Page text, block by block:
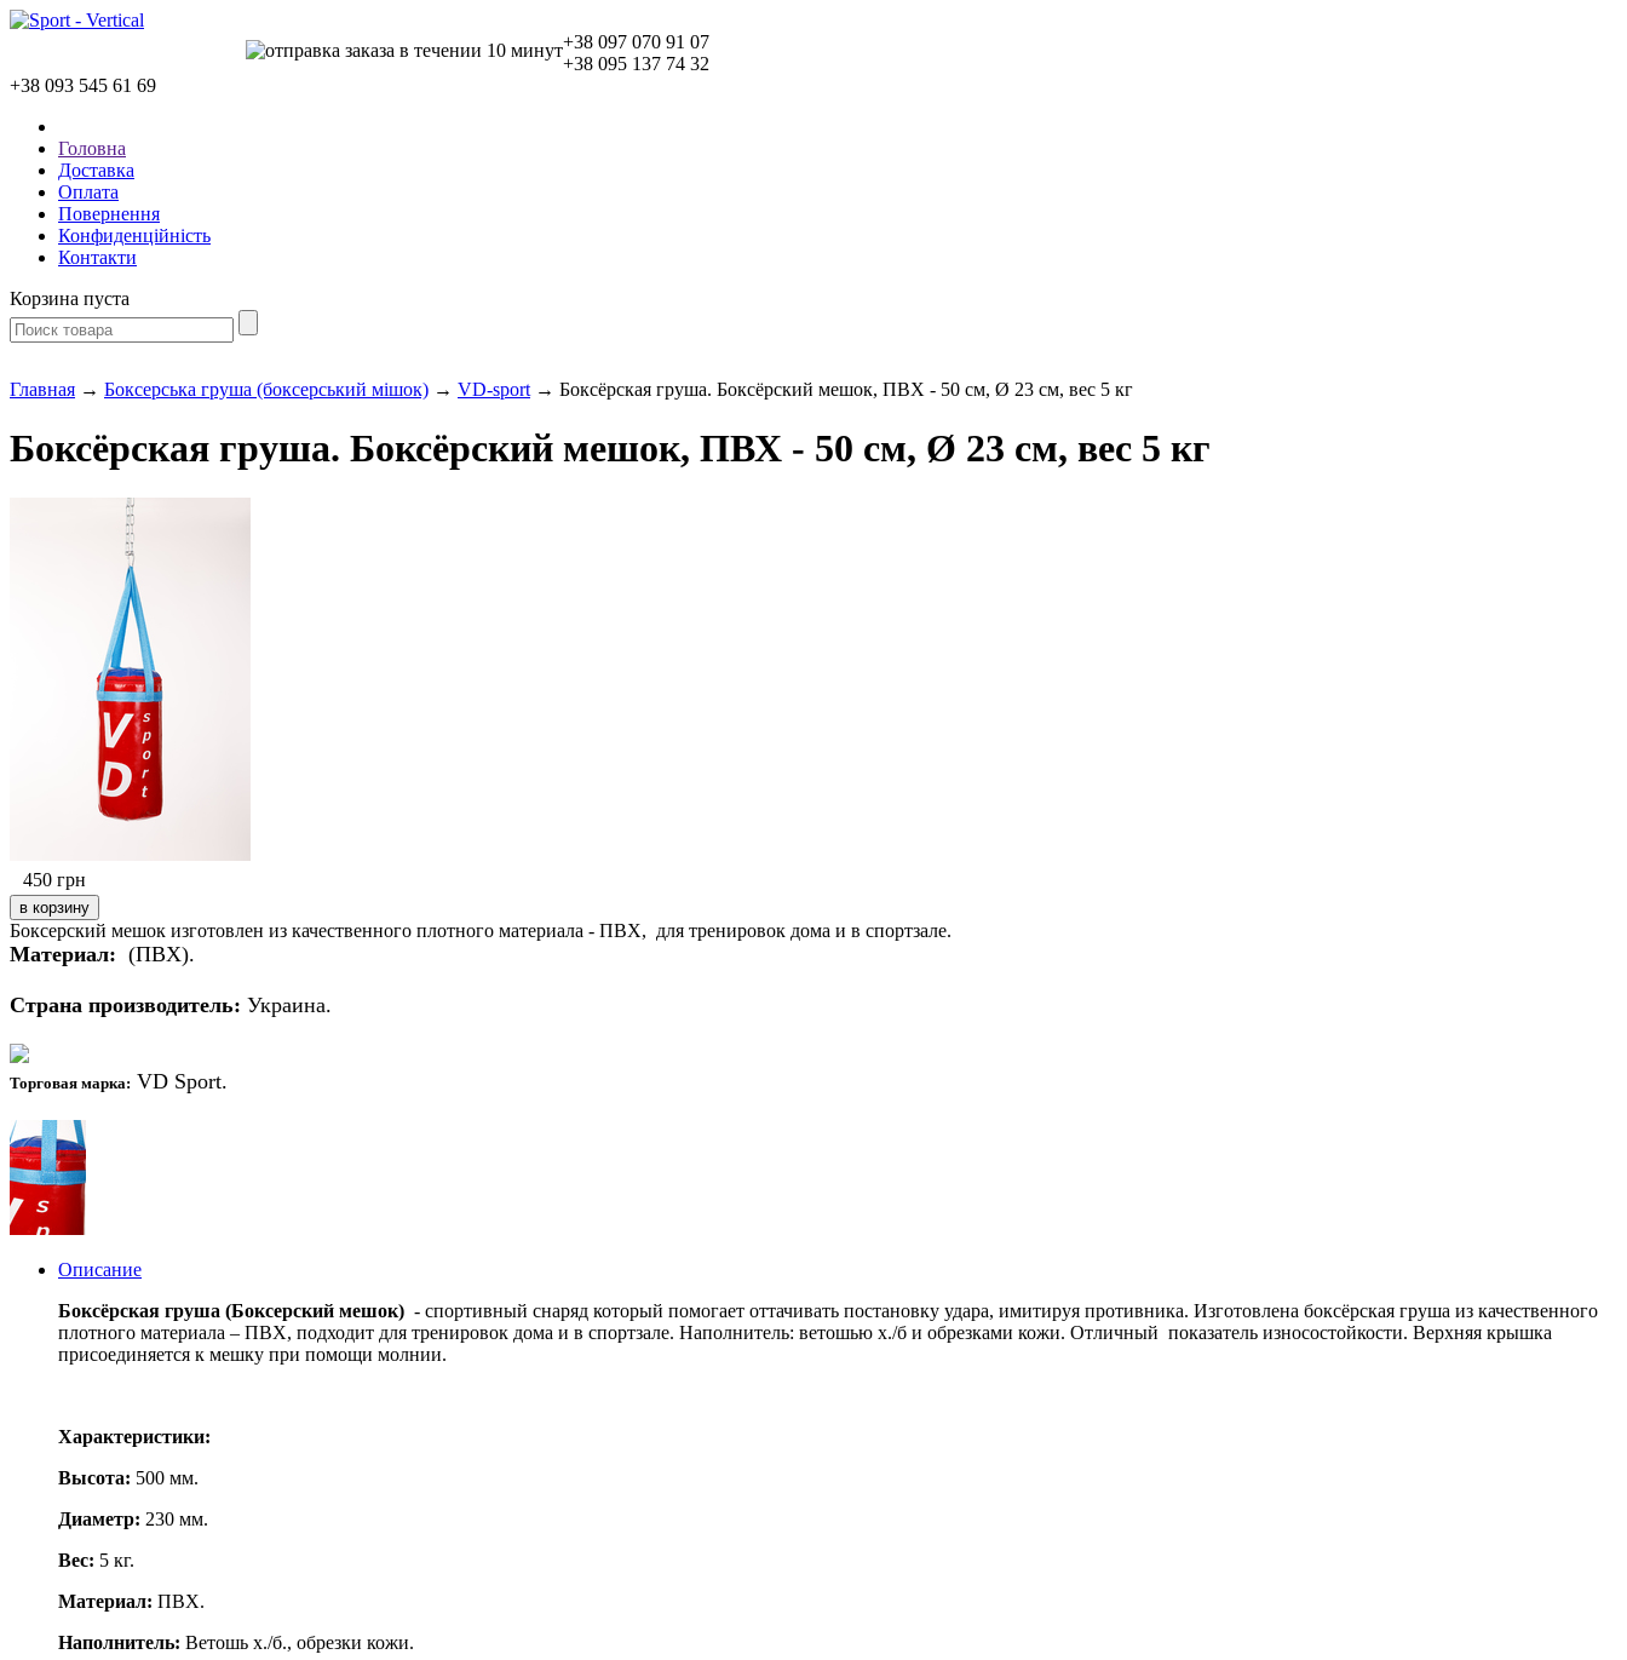
+38 097 070 91 07
+38 095 137 74 32
+38 093 545 61 69
Головна
Доставка
Оплата
Повернення
Конфиденційність
Контакти
Корзина пуста
Главная → Боксерська груша (боксерський мішок) → VD-sport → Боксёрская груша. Боксёрский мешок, ПВХ - 50 см, Ø 23 см, вес 5 кг
Боксёрская груша. Боксёрский мешок, ПВХ - 50 см, Ø 23 см, вес 5 кг
450 грн
Боксерский мешок изготовлен из качественного плотного материала - ПВХ, для тренировок дома и в спортзале.
Материал: (ПВХ).
Страна производитель: Украина.
Торговая марка: VD Sport.
Описание
Боксёрская груша (Боксерский мешок) - спортивный снаряд который помогает оттачивать постановку удара, имитируя противника. Изготовлена боксёрская груша из качественного
плотного материала – ПВХ, подходит для тренировок дома и в спортзале. Наполнитель: ветошью х./б и обрезками кожи. Отличный показатель износостойкости. Верхняя крышка
присоединяется к мешку при помощи молнии.
Характеристики:
Высота: 500 мм.
Диаметр: 230 мм.
Вес: 5 кг.
Материал: ПВХ.
Наполнитель: Ветошь х./б., обрезки кожи.